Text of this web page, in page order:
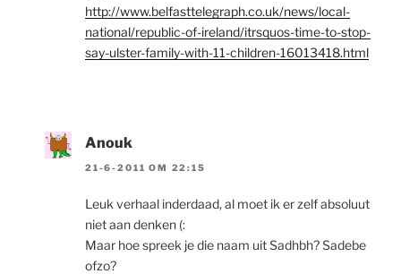
http://www.belfasttelegraph.co.uk/news/local-
national/republic-of-ireland/itrsquos-time-to-stop-
say-ulster-family-with-11-children-16013418.html
Anouk
21-6-2011 OM 22:15
Leuk verhaal inderdaad, al moet ik er zelf absoluut
niet aan denken (:
Maar hoe spreek je die naam uit Sadhbh? Sadebe
ofzo?